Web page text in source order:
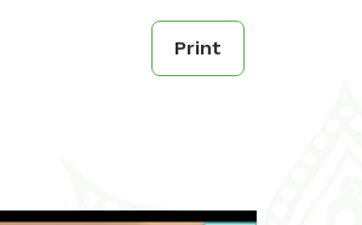
Print